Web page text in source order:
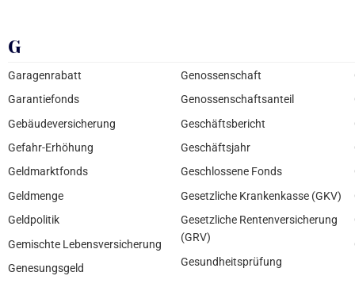
G
Garagenrabatt
Garantiefonds
Gebäudeversicherung
Gefahr-Erhöhung
Geldmarktfonds
Geldmenge
Geldpolitik
Gemischte Lebensversicherung
Genesungsgeld
Genossenschaft
Genossenschaftsanteil
Geschäftsbericht
Geschäftsjahr
Geschlossene Fonds
Gesetzliche Krankenkasse (GKV)
Gesetzliche Rentenversicherung
(GRV)
Gesundheitsprüfung